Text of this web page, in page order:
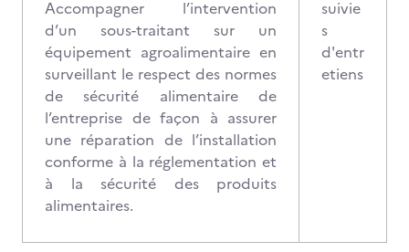
Accompagner l’intervention
d’un sous-traitant sur un
équipement agroalimentaire en
surveillant le respect des normes
de sécurité alimentaire de
l’entreprise de façon à assurer
une réparation de l’installation
conforme à la réglementation et
à la sécurité des produits
alimentaires.
suivie
s
d'entr
etiens